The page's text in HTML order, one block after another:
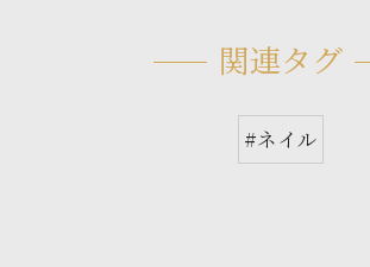
関連タグ
#ネイル